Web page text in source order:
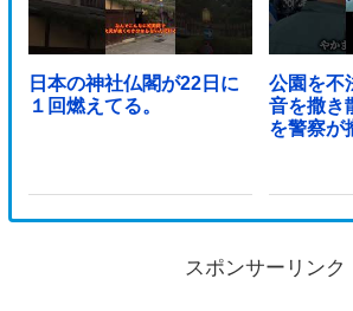
日本の神社仏閣が22日に
１回燃えてる。
公園を不
音を撒き
を警察が
スポンサーリンク